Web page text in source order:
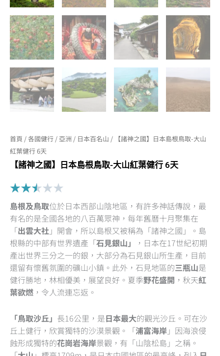
首頁 /各國健行 / 亞洲 / 日本百名山 / 【諸神之國】日本島根鳥取-大山
紅葉健行 6天
【諸神之國】日本島根鳥取-大山紅葉健行 6天
★★★★★
out
of
5
島根及鳥取位於日本西部山陰地區，有許多神話傳說，最
有名的是全國各地的八百萬眾神，每年舊曆十月聚集在
「出雲大社 」開會，所以島根又被稱為「諸神之國」。島
根縣的中部有世界遺產「石見銀山」
，日本在17世紀初期
產出世界三分之一的銀，大部分為石見銀山所生產，目前
還留有懷舊氛圍的礦山小鎮。此外，石見地區的三瓶山是
健行勝地，林相優美，展望良好。夏季野花盛開 ，秋天紅
葉欲燃 ，令人流連忘返。
「鳥取沙丘」 長16公里，是日本最大的觀光沙丘。可在沙
丘上健行，欣賞獨特的沙漠景觀。「浦富海岸」因海浪侵
蝕形成獨特的花崗岩海岸景觀，有「山陰松島」之稱。